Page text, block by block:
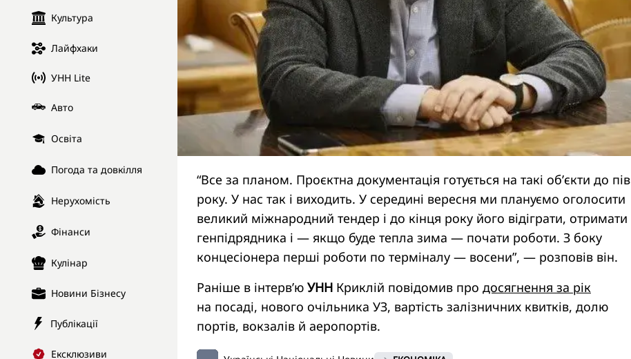
Культура
Лайфхаки
УНН Lite
Авто
Освіта
Погода та довкілля
Нерухомість
Фінанси
Кулінар
Новини Бізнесу
Публікації
Ексклюзиви
“Все за планом. Проєктна документація готується на такі об’єкти до пів
року. У нас так і виходить. У середині вересня ми плануємо оголосити
великий міжнародний тендер і до кінця року його відіграти, отримати
генпідрядника і — якщо буде тепла зима — почати роботи. З боку
концесіонера перші роботи по терміналу — восени”, — розповів він.
Раніше в інтерв’ю УНН Криклій повідомив про досягнення за рік
на посаді, нового очільника УЗ, вартість залізничних квитків, долю
портів, вокзалів й аеропортів.